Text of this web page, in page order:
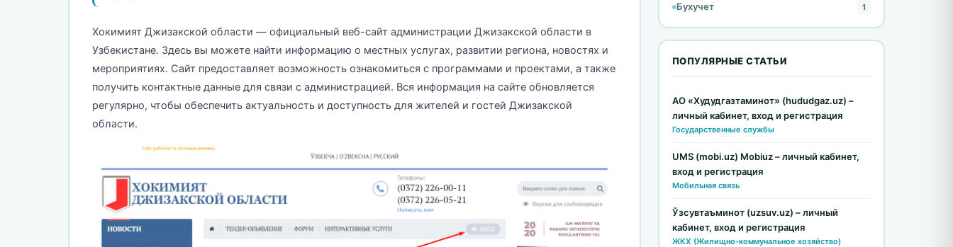
Хокимият Джизакской области — официальный веб-сайт администрации Джизакской области в
Узбекистане. Здесь вы можете найти информацию о местных услугах, развитии региона, новостях и
мероприятиях. Сайт предоставляет возможность ознакомиться с программами и проектами, а также
получить контактные данные для связи с администрацией. Вся информация на сайте обновляется
регулярно, чтобы обеспечить актуальность и доступность для жителей и гостей Джизакской
области.
Бухучет 1
ПОПУЛЯРНЫЕ СТАТЬИ
АО «Худудгазтаминот» (hududgaz.uz) –
личный кабинет, вход и регистрация
Государственные службы
UMS (mobi.uz) Mobiuz – личный кабинет,
вход и регистрация
Мобильная связь
Ўзсувтаъминот (uzsuv.uz) – личный
кабинет, вход и регистрация
ЖКХ (Жилищно-коммунальное хозяйство)